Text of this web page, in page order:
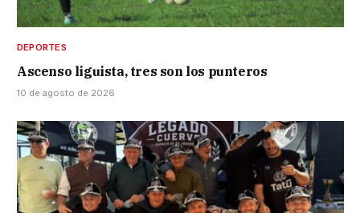
DEPORTES
Ascenso liguista, tres son los punteros
10 de agosto de 2026